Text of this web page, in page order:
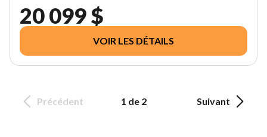
20 099 $
VOIR LES DÉTAILS
Précédent 1 de 2 Suivant